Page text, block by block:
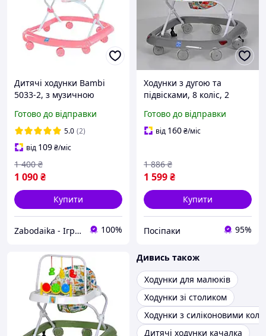
Дитячі ходунки Bambi
5033-2, з музичною
сидінням, стопорами та 8
колесами
Готово до відправки
5.0 (2)
від 109₴/міс
1 090₴
1 400 ₴
Купити
Zabodaika - Іграшки які люблять діти 100%
Ходунки з дугою та
підвісками, 8 коліс, 2
батарейки, сірі (M 0541C-
11)
Готово до відправки
від 160₴/міс
1 599₴
1 886 ₴
Купити
Посіпаки 95%
Дивись також
Ходунки для малюків
Ходунки зі столиком
Ходунки з силіконовими
Дитячі ходунки качалка